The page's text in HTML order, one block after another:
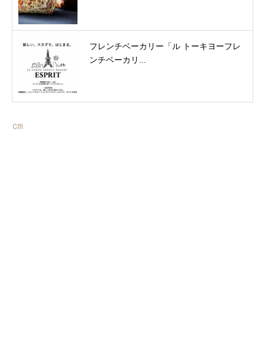
フレンチベーカリー「ル トーキヨーフレ
ンチベーカリ...
㎝